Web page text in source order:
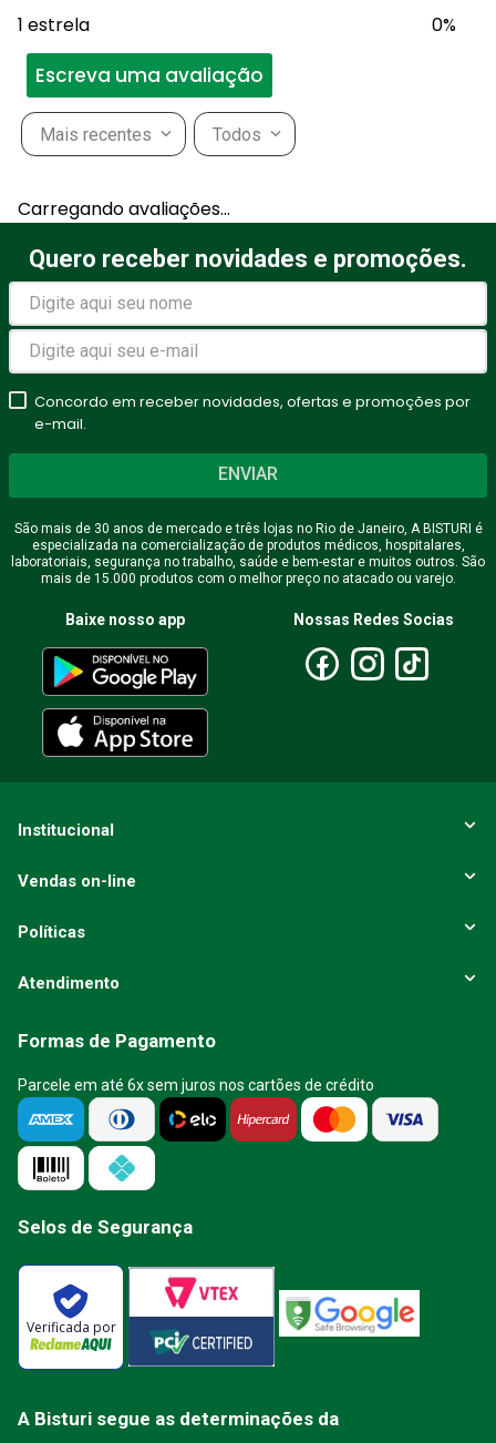
1 estrela 0%
Escreva uma avaliação
Avalie o produto de 1 a 5
estrelas
★★★★★
Seu nome
Endereço de email
Escreva uma avaliação
ENVIAR AVALIAÇÃO
Mais recentes Todos
Carregando avaliações…
Quero receber novidades e promoções.
Concordo em receber novidades, ofertas e promoções por
e-mail.
ENVIAR
São mais de 30 anos de mercado e três lojas no Rio de Janeiro, A BISTURI é
especializada na comercialização de produtos médicos, hospitalares,
laboratoriais, segurança no trabalho, saúde e bem-estar e muitos outros. São
mais de 15.000 produtos com o melhor preço no atacado ou varejo.
Baixe nosso app Nossas Redes Socias
Institucional
Vendas on-line
Políticas
Atendimento
Formas de Pagamento
Parcele em até 6x sem juros nos cartões de crédito
Selos de Segurança
Verificada por
A Bisturi segue as determinações da